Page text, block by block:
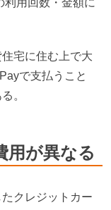
利用回数・金額に
宅に住む上で大
で支払うこと
。
用が異なる
クレジットカー